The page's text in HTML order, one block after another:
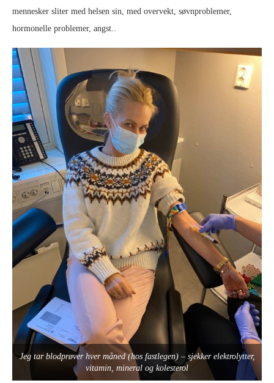
mennesker sliter med helsen sin, med overvekt, søvnproblemer,
hormonelle problemer, angst..
Jeg tar blodprøver hver måned (hos fastlegen) – sjekker elektrolytter,
vitamin, mineral og kolesterol